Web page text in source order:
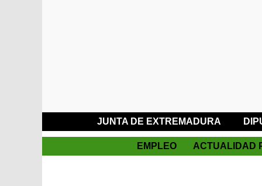
JUNTA DE EXTREMADURA
EMPLEO ACTUALIDAD